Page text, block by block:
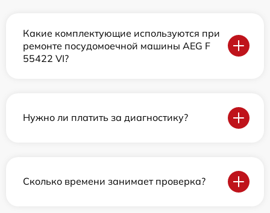
Какие комплектующие используются при
ремонте посудомоечной машины AEG F
55422 VI?
Нужно ли платить за диагностику?
Сколько времени занимает проверка?